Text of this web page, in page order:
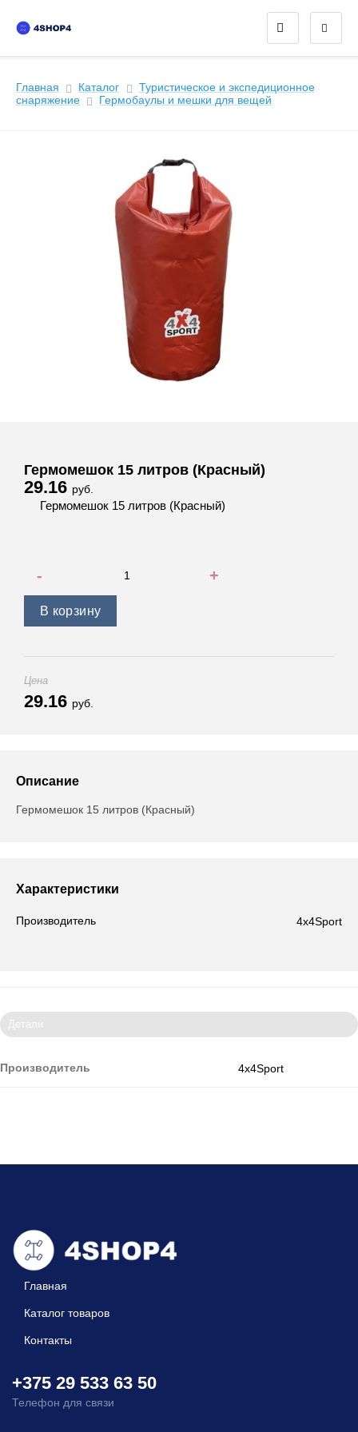
Главная Каталог
Туристическое и экспедиционное
снаряжение
Гермобаулы и мешки для вещей
Гермомешок 15 литров (Красный)
29.16 руб.
Гермомешок 15 литров (Красный)
В корзину
Цена
29.16 руб.
Описание
Гермомешок 15 литров (Красный)
Характеристики
Производитель 4x4Sport
Детали
Производитель 4x4Sport
Главная
Каталог товаров
Контакты
+375 29 533 63 50
Телефон для связи